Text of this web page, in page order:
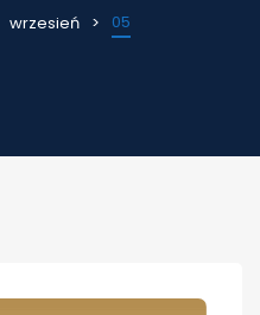
wrzesień 05